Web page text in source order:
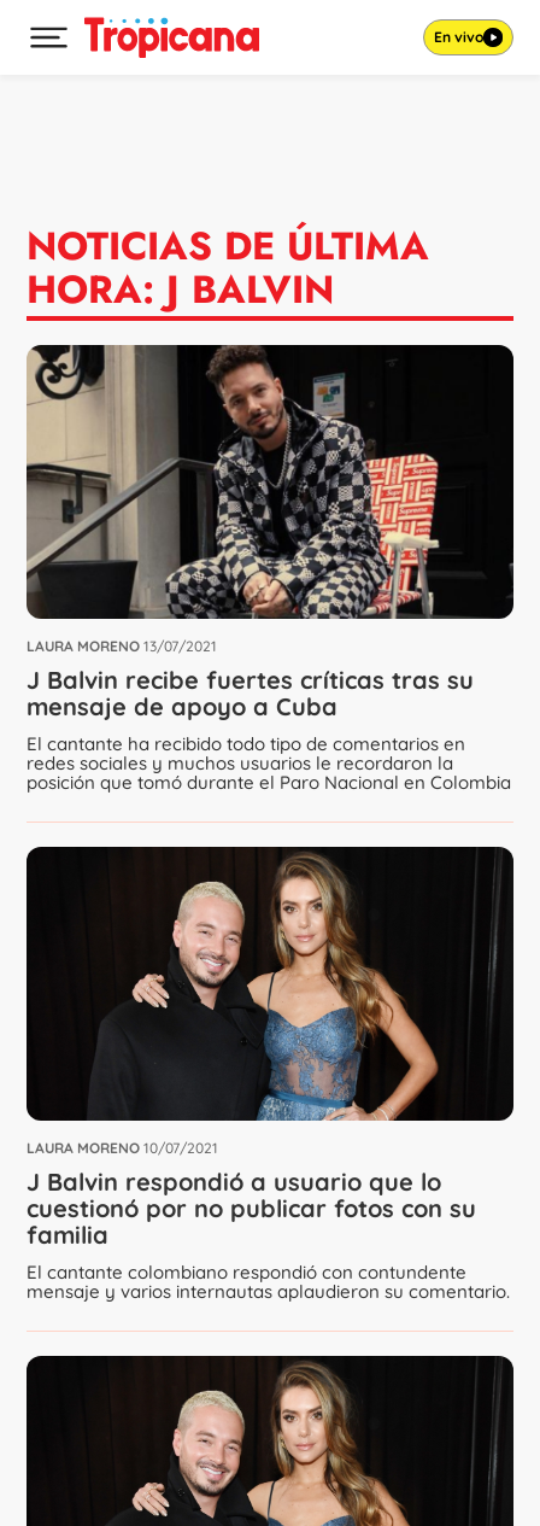
Desplegar menú principal En vivo
NOTICIAS DE ÚLTIMA
HORA: J BALVIN
LAURA MORENO 13/07/2021
J Balvin recibe fuertes críticas tras su
mensaje de apoyo a Cuba
El cantante ha recibido todo tipo de comentarios en
redes sociales y muchos usuarios le recordaron la
posición que tomó durante el Paro Nacional en Colombia
LAURA MORENO 10/07/2021
J Balvin respondió a usuario que lo
cuestionó por no publicar fotos con su
familia
El cantante colombiano respondió con contundente
mensaje y varios internautas aplaudieron su comentario.